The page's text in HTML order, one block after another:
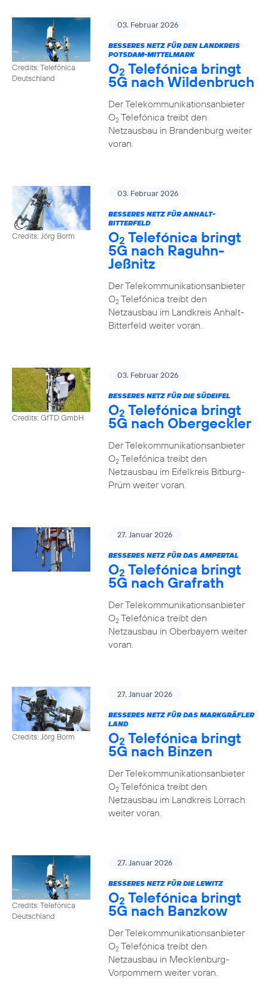
Credits: Telefónica
Deutschland
03. Februar 2026
BESSERES NETZ FÜR DEN LANDKREIS
POTSDAM-MITTELMARK
O2 Telefónica bringt
5G nach Wildenbruch
Der Telekommunikationsanbieter
O2Telefónica treibt den
Netzausbau in Brandenburg weiter
voran.
Credits: Jörg Borm
03. Februar 2026
BESSERES NETZ FÜR ANHALT-
BITTERFELD
O2 Telefónica bringt
5G nach Raguhn-
Jeßnitz
Der Telekommunikationsanbieter
O2Telefónica treibt den
Netzausbau im Landkreis Anhalt-
Bitterfeld weiter voran.
Credits: GfTD GmbH
03. Februar 2026
BESSERES NETZ FÜR DIE SÜDEIFEL
O2 Telefónica bringt
5G nach Obergeckler
Der Telekommunikationsanbieter
O2Telefónica treibt den
Netzausbau im Eifelkreis Bitburg-
Prüm weiter voran.
27. Januar 2026
BESSERES NETZ FÜR DAS AMPERTAL
O2 Telefónica bringt
5G nach Grafrath
Der Telekommunikationsanbieter
O2Telefónica treibt den
Netzausbau in Oberbayern weiter
voran.
Credits: Jörg Borm
27. Januar 2026
BESSERES NETZ FÜR DAS MARKGRÄFLER
LAND
O2 Telefónica bringt
5G nach Binzen
Der Telekommunikationsanbieter
O2Telefónica treibt den
Netzausbau im Landkreis Lörrach
weiter voran.
Credits: Telefónica
Deutschland
27. Januar 2026
BESSERES NETZ FÜR DIE LEWITZ
O2 Telefónica bringt
5G nach Banzkow
Der Telekommunikationsanbieter
O2Telefónica treibt den
Netzausbau in Mecklenburg-
Vorpommern weiter voran.